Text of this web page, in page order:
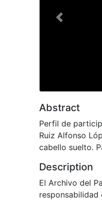
Previous
Abstract
Perfil de
Ruiz Alfonso
cabello suelto.
Description
El Archivo del
responsabilidad